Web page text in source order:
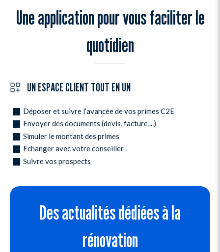
Une application pour vous faciliter le
quotidien
UN ESPACE CLIENT TOUT EN UN
Déposer et suivre l’avancée de vos primes C2E
Envoyer des documents (devis, facture,...)
Simuler le montant des primes
Echanger avec votre conseiller
Suivre vos prospects
Des actualités dédiées à la
rénovation